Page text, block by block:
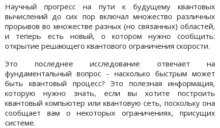
Научный прогресс на пути к будущему квантовых
вычислений до сих пор включал множество различных
прорывов во множестве разных (но связанных) областей,
и теперь есть новый, о котором нужно сообщить:
открытие решающего квантового ограничения скорости.
Это последнее исследование отвечает на
фундаментальный вопрос - насколько быстрым может
быть квантовый процесс? Это полезная информация,
которую нужно знать, если вы хотите построить
квантовый компьютер или квантовую сеть, поскольку она
сообщает вам о некоторых ограничениях, присущих
системе.